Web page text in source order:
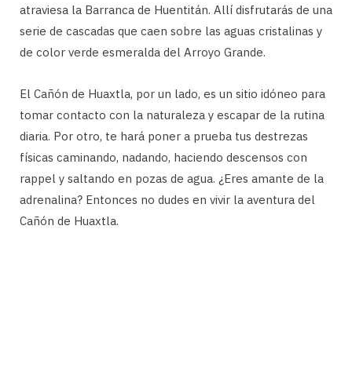
atraviesa la Barranca de Huentitán. Allí disfrutarás de una
serie de cascadas que caen sobre las aguas cristalinas y
de color verde esmeralda del Arroyo Grande.
El Cañón de Huaxtla, por un lado, es un sitio idóneo para
tomar contacto con la naturaleza y escapar de la rutina
diaria. Por otro, te hará poner a prueba tus destrezas
físicas caminando, nadando, haciendo descensos con
rappel y saltando en pozas de agua. ¿Eres amante de la
adrenalina? Entonces no dudes en vivir la aventura del
Cañón de Huaxtla.